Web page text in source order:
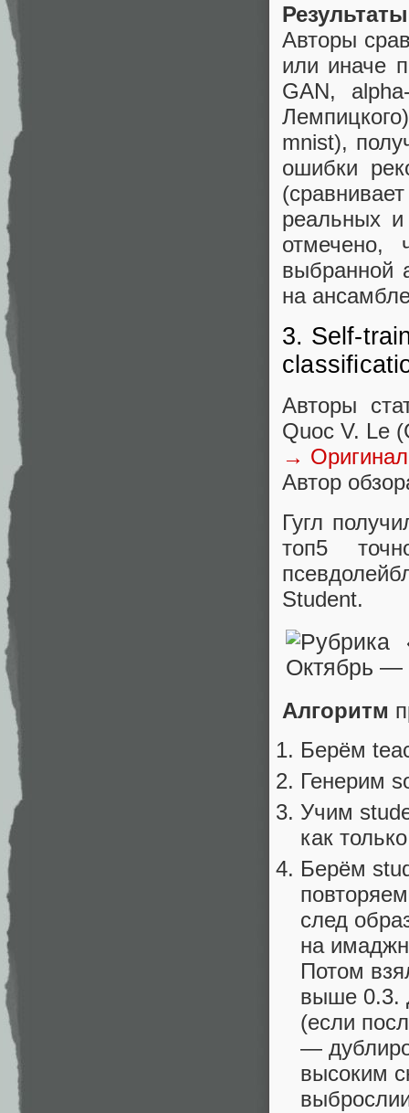
Результаты
Авторы
или иначе
GAN,
mnist),
ошибки
реальных
отмечено,
выбранной
на ансамбле
3. Self-
Авторы
Quoc V. Le
→ Оригинал
Автор
Гугл
топ5
Student.
Алгоритм
Берём
Генерим
Учим
как
Берём
след
на
Потом
выше 0.3.
(если
—
высоким